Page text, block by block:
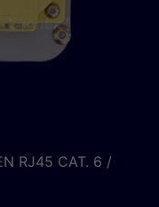
RJ45 CAT. 6 /